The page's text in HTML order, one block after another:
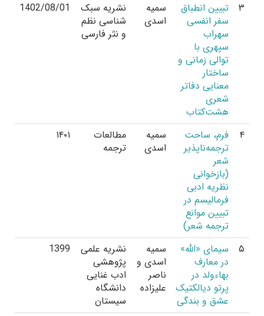
۳
تبیین انطباق
سفر انفسی
سهراب
سپهری با
توالی زمانی و
ساختار
معنایی دفاتر
شعری
هشت‌کتاب
سمیه
اسدی
نشریه سبک
شناسی نظم
و نثر فارسی
1402/08/01
۴
فرم، ساحت
ترجمه‌ناپذیر
شعر
(بازخوانی
نظریه ادبی
فرمالیسم در
تبیین موانع
ترجمه شعر)
سمیه
اسدی
مطالعات
ترجمه
۱۴۰۱
۵
سیمای «الله»
در معارف
بهاءولد در
پرتو دیالکتیک
عشق و بندگی
سمیه
اسدی و
ناصر
علیزاده
نشریه علمی
پژوهشی
ادب غنایی
دانشگاه
سیستان
1399